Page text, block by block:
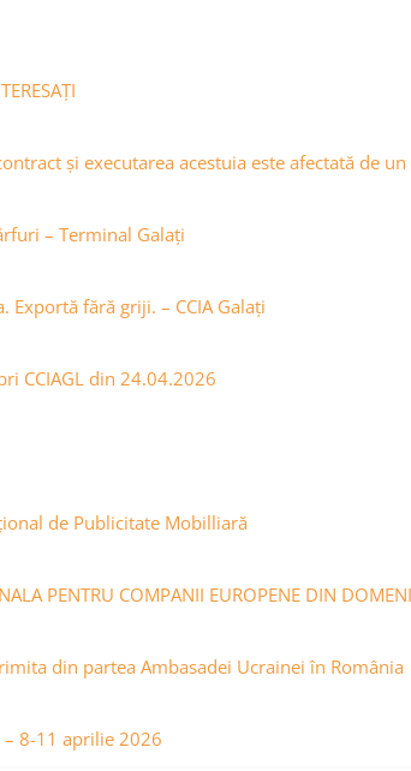
și executarea acestuia este afectată de
– Terminal Galați
Exportă fără griji. – CCIA Galați
CCIAGL din 24.04.2026
de Publicitate Mobilliară
PENTRU COMPANII EUROPENE DIN
din partea Ambasadei Ucrainei în România
– 8-11 aprilie 2026